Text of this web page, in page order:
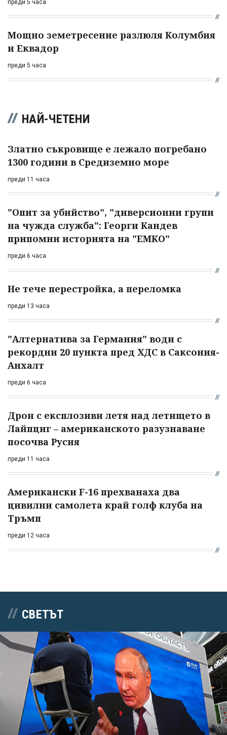
преди 5 часа
Мощно земетресение разлюля Колумбия
и Еквадор
преди 5 часа
НАЙ-ЧЕТЕНИ
Златно съкровище е лежало погребано
1300 години в Средиземно море
преди 11 часа
"Опит за убийство", "диверсионни групи
на чужда служба": Георги Кандев
припомни историята на "ЕМКО"
преди 6 часа
Не тече перестройка, а переломка
преди 13 часа
"Алтернатива за Германия" води с
рекордни 20 пункта пред ХДС в Саксония-
Анхалт
преди 6 часа
Дрон с експлозиви летя над летището в
Лайпциг – американското разузнаване
посочва Русия
преди 11 часа
Американски F-16 прехванаха два
цивилни самолета край голф клуба на
Тръмп
преди 12 часа
СВЕТЪТ